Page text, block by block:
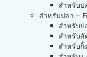
สำหรับป
สำหรับปลา –
สำหรับป
สำหรับสั
สำหรับกิ้